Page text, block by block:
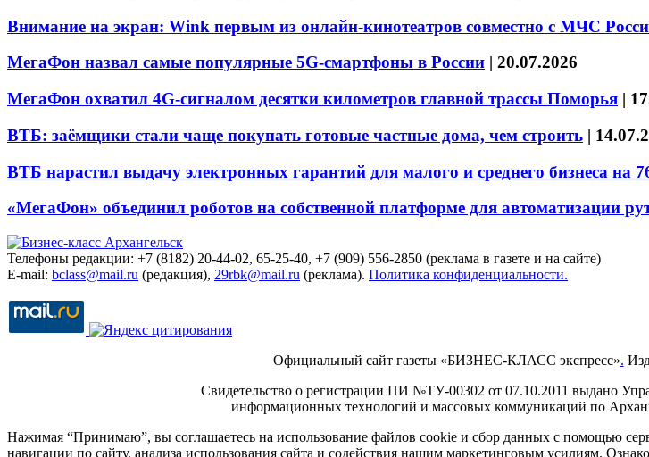
Внимание на экран: Wink первым из онлайн-кинотеатров совместно с МЧС
МегаФон назвал самые популярные 5G-смартфоны в России | 20.07.2026
МегаФон охватил 4G-сигналом десятки километров главной трассы Поморья |
ВТБ: заёмщики стали чаще покупать готовые частные дома, чем строить |
ВТБ нарастил выдачу электронных гарантий для малого и среднего бизнеса на
«МегаФон» объединил роботов на собственной платформе для автоматизации
Телефоны редакции: +7 (8182) 20-44-02, 65-25-40, +7 (909) 556-2850 (реклама в газете и на сайте)
E-mail: bclass@mail.ru (редакция), 29rbk@mail.ru (реклама). Политика конфиденциальности.
Официальный сайт газеты «БИЗНЕС-КЛАСС экспресс».
Свидетельство о регистрации ПИ №ТУ-00302 от 07.10.2011 выдано
информационных технологий и массовых коммуникаций по
Нажимая “Принимаю”, вы соглашаетесь на использование файлов cookie и сбор данных с помощью
навигации по сайту, анализа использования сайта и содействия нашим маркетинговым усилиям.